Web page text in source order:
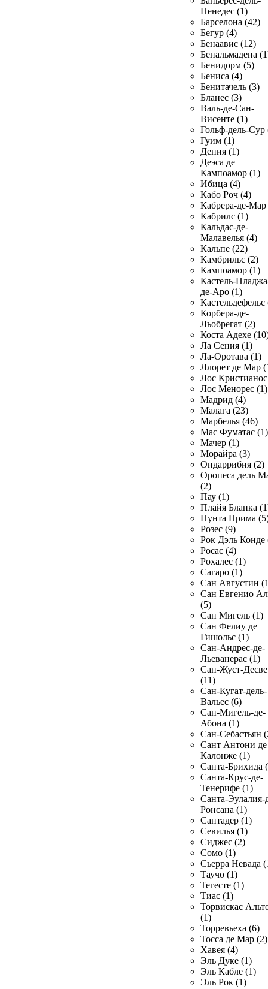
Пенедес (1)
Барселона (42)
Бегур (4)
Бенаавис (12)
Бенальмадена
Бенидорм (5)
Бениса (4)
Бенитачель (3)
Бланес (3)
Валь-де-Сан-
Висенте (1)
Гольф-дель-Сур
Гуим (1)
Дения (1)
Деэса де
Кампоамор (1)
Ибица (4)
Кабо Роч (4)
Кабрера-де-Мар
Кабрилс (1)
Кальдас-де-
Малавелья (4)
Кальпе (22)
Камбрильс (2)
Кампоамор (1)
Кастель-
де-Аро (1)
Кастельдефельс
Корбера-де-
Льобрегат (2)
Коста Адехе
Ла Сения (1)
Ла-Оротава (1)
Ллорет де Мар
Лос
Лос Менорес (1)
Мадрид (4)
Малага (23)
Марбелья (46)
Мас Фуматас (1)
Мачер (1)
Морайра (3)
Ондаррибия (2)
Оропеса дель
(2)
Пау (1)
Плайя Бланка
Пунта Прима
Розес (9)
Рок Дэль Конде
Росас (4)
Рохалес (1)
Сагаро (1)
Сан Августин
Сан Евгенио
(5)
Сан Мигель (1)
Сан Фелиу де
Гишольс (1)
Сан-Андрес-де-
Льеванерас (1)
Сан-Жуст-
(11)
Сан-Кугат-дель-
Вальес (6)
Сан-Мигель-де-
Абона (1)
Сан-Себастьян
Сант Антони де
Калонже (1)
Санта-Брихида
Санта-Крус-де-
Тенерифе (1)
Санта-Эулалия-
Ронсана (1)
Сантадер (1)
Севилья (1)
Сиджес (2)
Сомо (1)
Сьерра Невада
Таучо (1)
Тегесте (1)
Тиас (1)
Торвискас
(1)
Торревьеха (6)
Тосса де Мар (2)
Хавея (4)
Эль Дуке (1)
Эль Кабле (1)
Эль Рок (1)